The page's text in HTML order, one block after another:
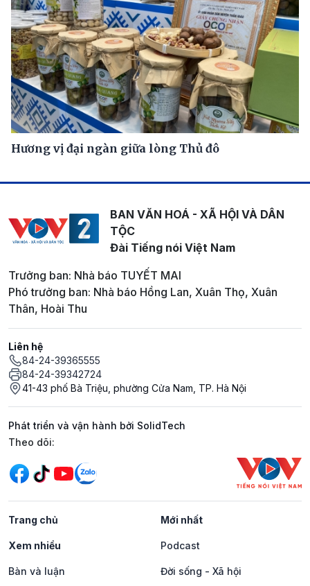
Hương vị đại ngàn giữa lòng Thủ đô
BAN VĂN HOÁ - XÃ HỘI VÀ DÂN
TỘC
Đài Tiếng nói Việt Nam
Trưởng ban: Nhà báo TUYẾT MAI
Phó trưởng ban: Nhà báo Hồng Lan, Xuân Thọ, Xuân
Thân, Hoài Thu
Liên hệ
84-24-39365555
84-24-39342724
41-43 phố Bà Triệu, phường Cửa Nam, TP. Hà Nội
Phát triển và vận hành bởi SolidTech
Mạng xã hội
Theo dõi:
Trang chủ Mới nhất
Xem nhiều Podcast
Bàn và luận Đời sống - Xã hội